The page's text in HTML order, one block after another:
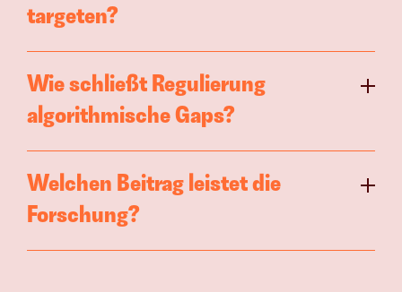
targeten?
Wie schließt Regulierung
algorithmische Gaps?
Welchen Beitrag leistet die
Forschung?